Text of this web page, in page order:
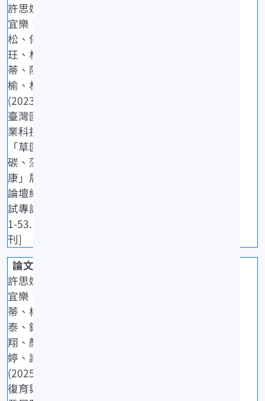
許思婕、冼
宜樂、陳高
松、何欣
玨、林連
蒂、陳佩
榆、林慧秋
(2023)2025
臺灣國際漁
業科技展
「草匯藍
碳、藻護健
康」展覽及
論壇紀實.水
試專訊,92: 5
1-53. [一般期
刊]
許思婕、冼
宜樂、林連
蒂、楊子
泰、鐘冠
翔、顏玉
婷、謝恆毅
(2025)海草
復育與社區